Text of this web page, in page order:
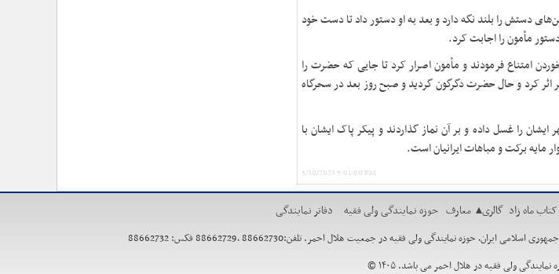
دستش را بلند نگه دارد و بعد به او دستور داد تا دست خود
مأمون را اجابت کرد.
امتناع فرمودند و مأمون اصرار کرد تا جایی‌ که حضرت را
کرد و حال حضرت دگرگون گردید و صبح روز بعد در سحرگاه
را غسل داده و بر آن نماز گذاردند و پیکر پاک ایشان با
مایه برکت و مباهات ایرانیان است.
5/30/2023 5:01:00 PM
کتاب ماه زاد گالری▴ معارف حوزه نمایندگی ولی فقیه دفاتر نمایندگی
حوزه نمایندگی ولی فقیه در جمعیت هلال احمر. تلفن:88662730 ،88662729 فکس: 88662732
ولی فقیه در هلال احمر می باشد. ۱۴۰۵ ©